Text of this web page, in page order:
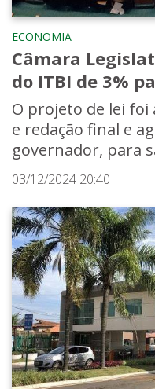
ECONOMIA
Câmara
do ITBI de 3%
O projeto de lei
e redação final e
governador, para
03/12/2024 20:40